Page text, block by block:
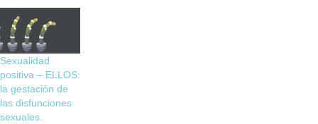
Sexualidad
positiva – ELLOS:
la gestación de
las disfunciones
sexuales.